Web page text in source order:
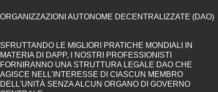
ORGANIZZAZIONI AUTONOME DECENTRALIZZATE (DAO)
SFRUTTANDO LE MIGLIORI PRATICHE MONDIALI IN
MATERIA DI DAPP, I NOSTRI PROFESSIONISTI
FORNIRANNO UNA STRUTTURA LEGALE DAO CHE
AGISCE NELL'INTERESSE DI CIASCUN MEMBRO
DELL'UNITÀ SENZA ALCUN ORGANO DI GOVERNO